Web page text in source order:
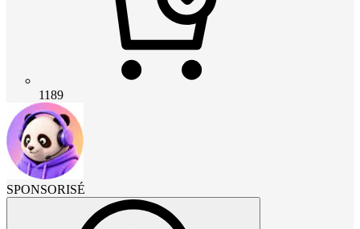
1189
SPONSORISÉ